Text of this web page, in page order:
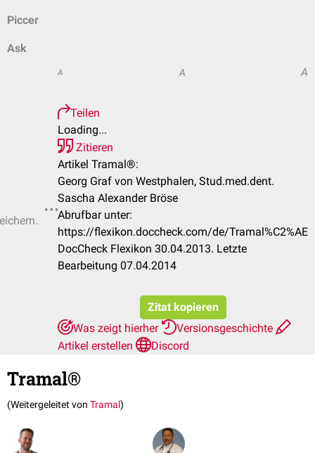
Piccer
Ask
A A A
Teilen
Loading...
Zitieren
Artikel Tramal®:
Georg Graf von Westphalen, Stud.med.dent.
Sascha Alexander Bröse
Abrufbar unter:
https://flexikon.doccheck.com/de/Tramal%C2%AE
DocCheck Flexikon 30.04.2013. Letzte
Bearbeitung 07.04.2014
Zitat kopieren
Was zeigt hierher
Versionsgeschichte
Artikel erstellen
Discord
Tramal®
(Weitergeleitet von Tramal)